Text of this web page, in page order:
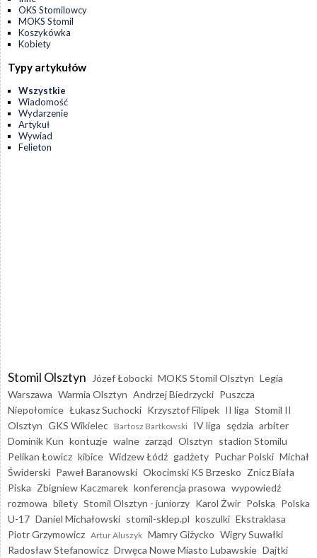
OKS Stomilowcy
MOKS Stomil
Koszykówka
Kobiety
Typy artykułów
Wszystkie
Wiadomość
Wydarzenie
Artykuł
Wywiad
Felieton
Stomil Olsztyn Józef Łobocki MOKS Stomil Olsztyn Legia
Warszawa Warmia Olsztyn Andrzej Biedrzycki Puszcza
Niepołomice Łukasz Suchocki Krzysztof Filipek II liga Stomil II
Olsztyn GKS Wikielec Bartosz Bartkowski IV liga sędzia arbiter
Dominik Kun kontuzje walne zarząd Olsztyn stadion Stomilu
Pelikan Łowicz kibice Widzew Łódź gadżety Puchar Polski Michał
Świderski Paweł Baranowski Okocimski KS Brzesko Znicz Biała
Piska Zbigniew Kaczmarek konferencja prasowa wypowiedź
rozmowa bilety Stomil Olsztyn - juniorzy Karol Żwir Polska Polska
U-17 Daniel Michałowski stomil-sklep.pl koszulki Ekstraklasa
Piotr Grzymowicz Artur Aluszyk Mamry Giżycko Wigry Suwałki
Radosław Stefanowicz Drwęca Nowe Miasto Lubawskie Dajtki